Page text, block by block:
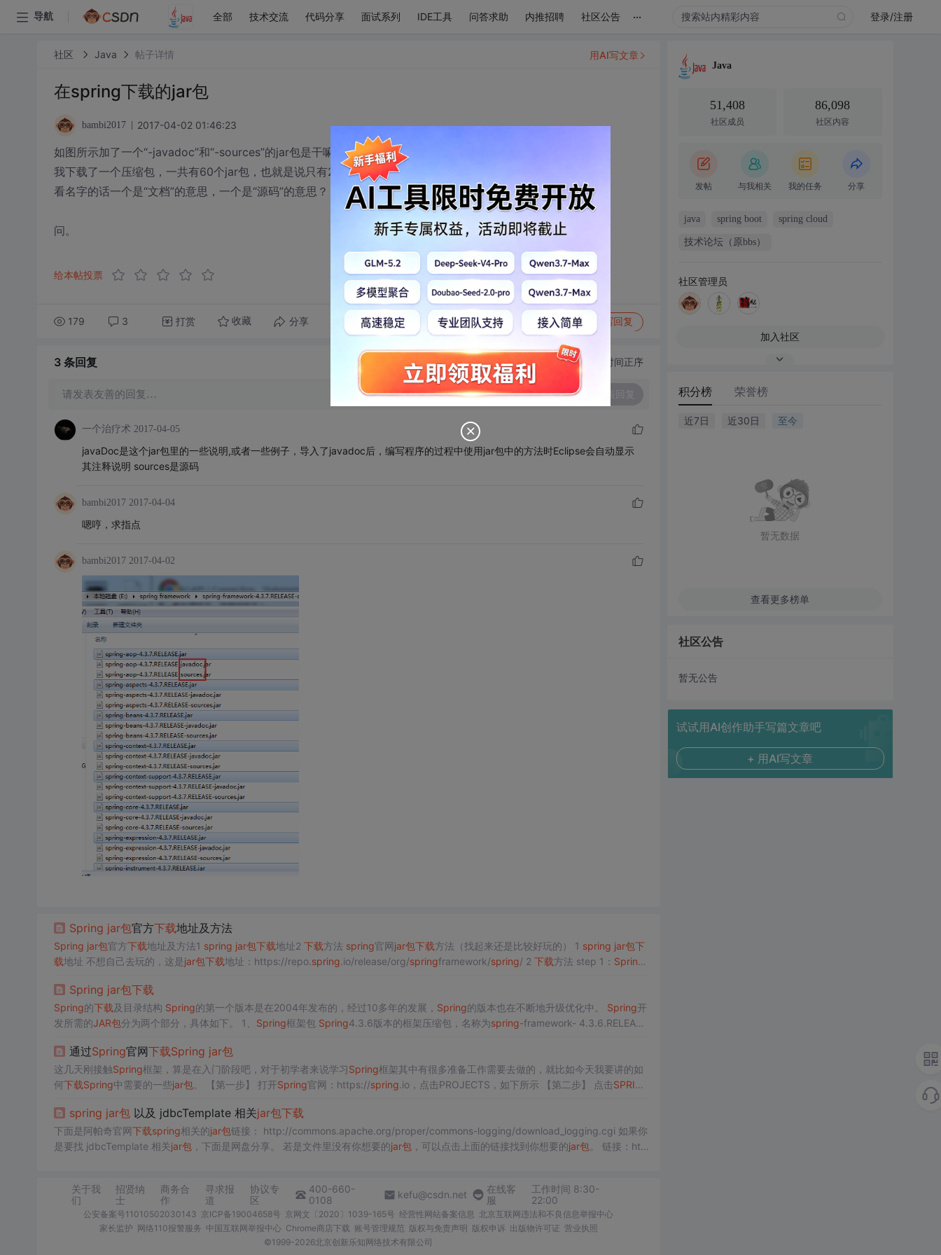
导航 全部 技术交流 代码分享 面试系列 IDE工具 问答求助 内推招聘 社区公告 ... 登录/注册
社区 Java 帖子详情
在spring下载的jar包
bambi2017 2017-04-02 01:46:23
如图所示加了一个“-javadoc”和“-sources”的jar包是干嘛用的？
我下载了一个压缩包，一共有60个jar包，也就是说只有20个是可用的jar包，其他40个有什么用呢？
看名字的话一个是“文档”的意思，一个是“源码”的意思？
问。
给本帖投票
179 3 打赏 收藏 分享 转发到动态 举报 写回复
用AI写文章
3 条回复 切换为时间正序
请发表友善的回复…
一个治疗术 2017-04-05
javaDoc是这个jar包里的一些说明,或者一些例子，导入了javadoc后，编写程序的过程中使用jar包中的方法时Eclipse会自动显示
其注释说明 sources是源码
bambi2017 2017-04-04
嗯哼，求指点
bambi2017 2017-04-02
Spring jar包官方下载地址及方法
Spring jar包官方下载地址及方法1 spring jar包下载地址2 下载方法 spring官网jar包下载 方法（找起来还是比较好玩的） 1 spring jar包下
载地址 不想自己去玩的，这是jar包下载地址：https://repo. spring .io/release/org/springframework/spring / 2 下载方法 step 1： Spring
Spring jar包下载
Spring的下载及目录结构 Spring的第一个版本是在2004年发布的，经过10多年的发展， Spring的版本也在不断地升级优化中。 Spring开
发所需的JAR包 分为两个部分，具体如下。 1、 Spring框架包 Spring4.3.6版本的框架压缩包，名称为spring-framework- 4.3.6.RELEASE
通过Spring官网下载Spring jar包
这几天刚接触Spring框架，算是在入门阶段吧，对于初学者来说学习Spring框架其中有很多准备工作需要去做的，就比如今天我要讲的如
何下载Spring中需要的一些jar包 。 【第一步】 打开Spring官网：https://spring .io，点击PROJECTS，如下所示 【第二步】 点击SPRIN
spring jar包以及 jdbcTemplate 相关jar包下载
下面是阿帕奇官网下载spring相关的jar包链接： http://commons.apache.org/proper/commons-logging/download_logging.cgi 如果你
是要找 jdbcTemplate 相关jar包，下面是网盘分享。 若是文件里没有你想要的jar包，可以点击上面的链接找到你想要的jar包。 链接：htt
关于我
们
招贤纳
士
商务合
作
寻求报
道
协议专
区
400-660-
0108
kefu@csdn.net
在线客
服
工作时间 8:30-
22:00
公安备案号11010502030143 京ICP备19004658号 京网文〔2020〕1039-165号 经营性网站备案信息 北京互联网违法和不良信息举报中心
家长监护 网络110报警服务 中国互联网举报中心 Chrome商店下载 账号管理规范 版权与免责声明 版权申诉 出版物许可证 营业执照
©1999-2026北京创新乐知网络技术有限公司
Java
51,408
社区成员
86,098
社区内容
发帖 与我相关 我的任务 分享
java spring boot spring cloud
技术论坛（原bbs）
社区管理员
加入社区
积分榜 荣誉榜
近7日 近30日 至今
暂无数据
查看更多榜单
社区公告
暂无公告
试试用AI创作助手写篇文章吧
+ 用AI写文章